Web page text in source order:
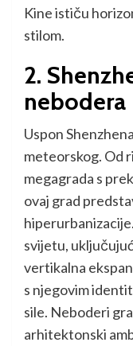
Kine ističu
stilom.
2.
nebodera
Uspon
meteorskog. Od
megagrada s
ovaj grad
svijetu,
vertikalna
s njegovim
sile. Neboderi
arhitektonski